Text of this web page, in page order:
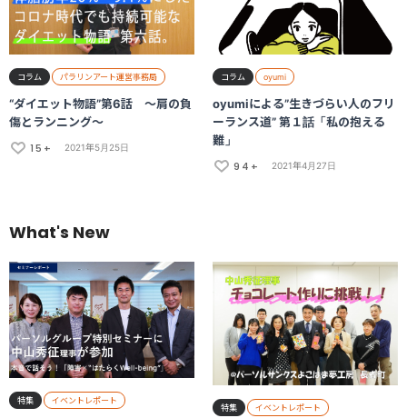
コラム パラリンアート運営事務局
“ダイエット物語”第6話 ～肩の負
傷とランニング～
15+
2021年5月25日
コラム oyumi
oyumiによる”生きづらい人のフリ
ーランス道” 第１話「私の抱える
難」
94+
2021年4月27日
What's New
特集 イベントレポート
特集 イベントレポート